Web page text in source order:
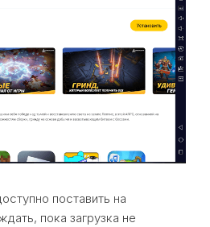
поставить на
пока загрузка не